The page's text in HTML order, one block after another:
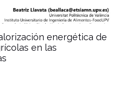
energética de
en las